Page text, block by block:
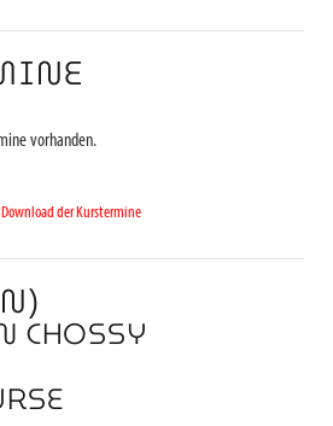
vorhanden.
Download der Kurstermine
CHOSSY